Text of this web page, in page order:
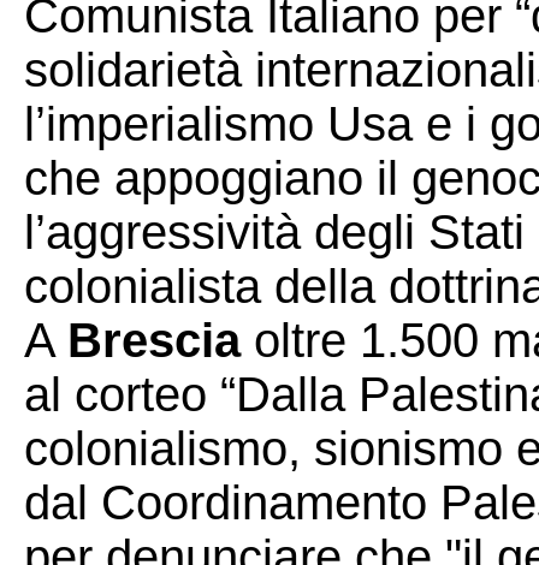
Comunista Italiano per
solidarietà
l’imperialismo Usa e i
che appoggiano il
l’aggressività degli
colonialista della
A Bresciaoltre 1.500
al corteo “Dalla
colonialismo, sionismo
dal Coordinamento